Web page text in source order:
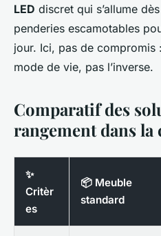
LED discret qui s’allume
penderies escamotables
jour. Ici, pas de compromis
mode de vie, pas l’inverse.
Comparatif des
rangement dans la
✨
Critèr
es
📦 Meuble
standard